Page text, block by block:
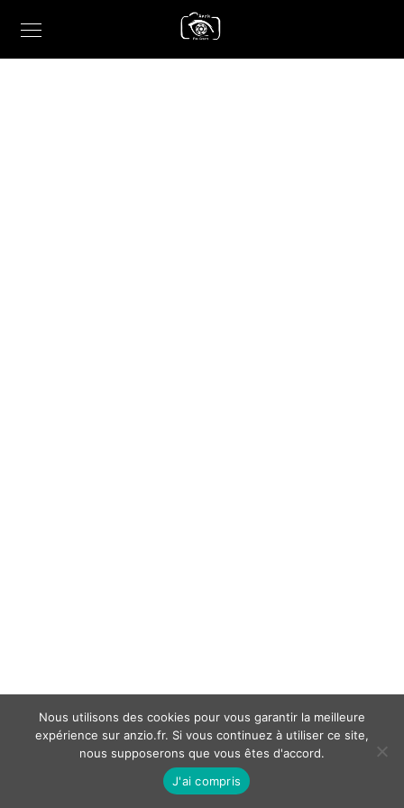
Nous utilisons des cookies pour vous garantir la meilleure
expérience sur anzio.fr. Si vous continuez à utiliser ce site,
nous supposerons que vous êtes d'accord.
J'ai compris